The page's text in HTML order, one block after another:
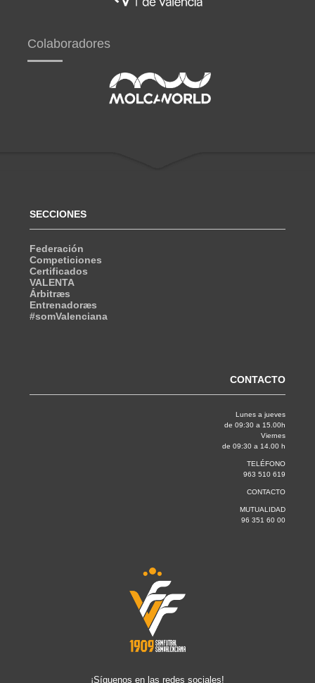
Colaboradores
SECCIONES
Federación
Competiciones
Certificados
VALENTA
Árbitræs
Entrenadoræs
#somValenciana
CONTACTO
Lunes a jueves
de 09:30 a 15.00h
Viernes
de 09:30 a 14.00 h
TELÉFONO
963 510 619
CONTACTO
MUTUALIDAD
96 351 60 00
¡Síguenos en las redes sociales!